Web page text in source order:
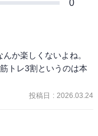
0
か楽しくないよね。
トレ3割というのは本
投稿日 : 2026.03.24